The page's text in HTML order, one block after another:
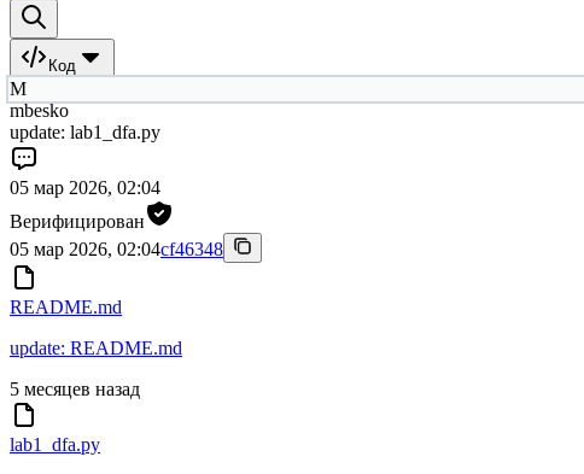
Код
M
mbesko
update: lab1_dfa.py
05 мар 2026, 02:04
Верифицирован
05 мар 2026, 02:04cf46348
README.md
update: README.md
5 месяцев назад
lab1_dfa.py